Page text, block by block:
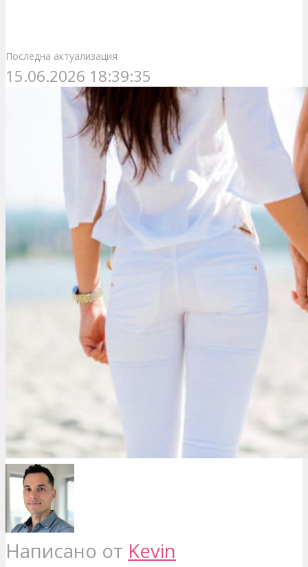
Последна актуализация
15.06.2026 18:39:35
Написано от Kevin